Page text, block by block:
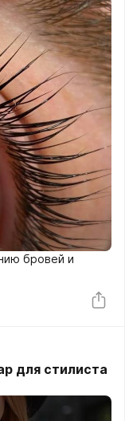
бровей и
для стилиста